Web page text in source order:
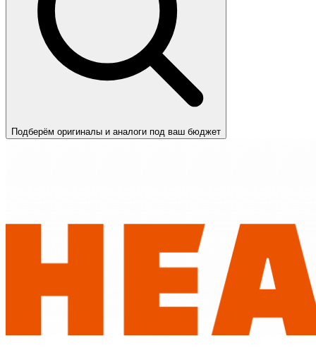
Подберём оригиналы и аналоги под ваш бюджет